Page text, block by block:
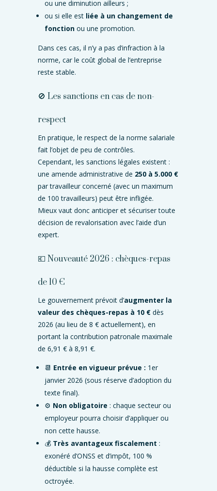
ou une diminution ailleurs ;
ou si elle est liée à un changement de
fonction ou une promotion.
Dans ces cas, il n’y a pas d’infraction à la
norme, car le coût global de l’entreprise
reste stable.
🚫 Les sanctions en cas de non-
respect
En pratique, le respect de la norme salariale
fait l’objet de peu de contrôles.
Cependant, les sanctions légales existent :
une amende administrative de 250 à 5.000 €
par travailleur concerné (avec un maximum
de 100 travailleurs) peut être infligée.
Mieux vaut donc anticiper et sécuriser toute
décision de revalorisation avec l’aide d’un
expert.
💶 Nouveauté 2026 : chèques-repas
de 10 €
Le gouvernement prévoit d’augmenter la
valeur des chèques-repas à 10 € dès
2026 (au lieu de 8 € actuellement), en
portant la contribution patronale maximale
de 6,91 € à 8,91 €.
📆 Entrée en vigueur prévue : 1er
janvier 2026 (sous réserve d’adoption du
texte final).
⚙️ Non obligatoire : chaque secteur ou
employeur pourra choisir d’appliquer ou
non cette hausse.
💰 Très avantageux fiscalement :
exonéré d’ONSS et d’impôt, 100 %
déductible si la hausse complète est
octroyée.